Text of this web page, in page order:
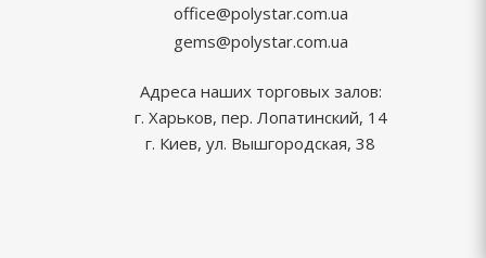
office@polystar.com.ua
gems@polystar.com.ua
Адреса наших торговых залов:
г. Харьков, пер. Лопатинский, 14
г. Киев, ул. Вышгородская, 38